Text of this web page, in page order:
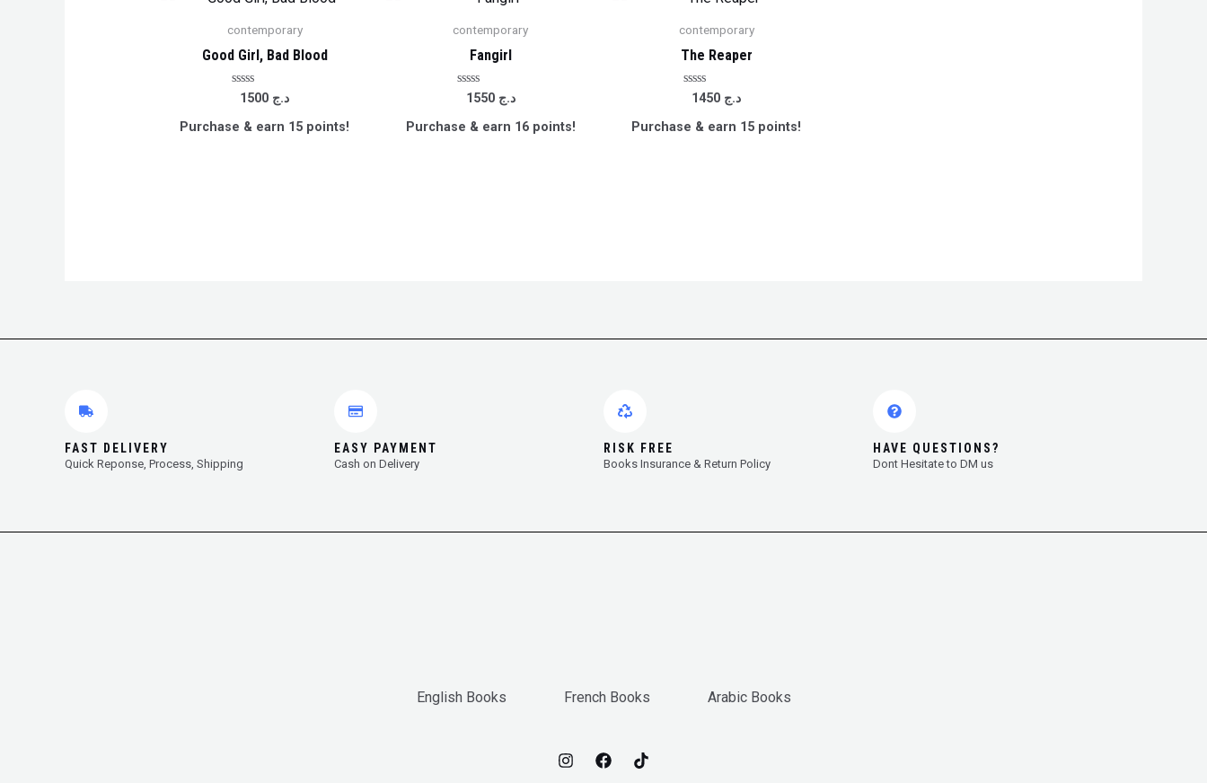
contemporary
Good Girl, Bad Blood
Rated
out
of
د.ج
Purchase & earn 15 points!
contemporary
Fangirl
Rated
out
of
د.ج 1550
Purchase & earn 16 points!
contemporary
The Reaper
Rated
out
of
د.ج
Purchase & earn 15 points!
FAST DELIVERY
Quick Reponse, Process, Shipping
EASY PAYMENT
Cash on Delivery
RISK FREE
Books Insurance & Return Policy
HAVE QUESTIONS?
Dont Hesitate to DM us
English Books French Books Arabic Books